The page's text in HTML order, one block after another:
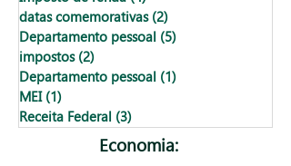
datas comemorativas (2)
Departamento pessoal (5)
impostos (2)
Departamento pessoal (1)
MEI (1)
Receita Federal (3)
Economia: